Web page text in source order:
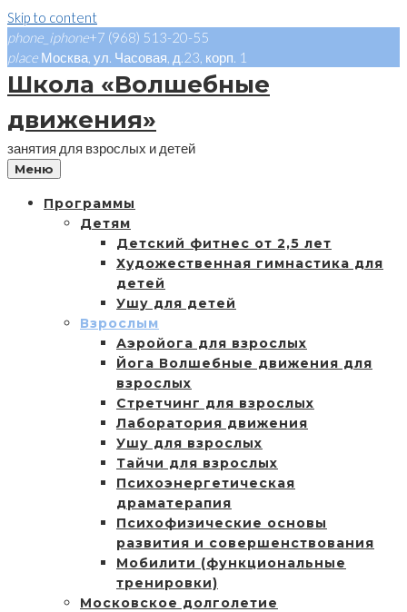
Skip to content
phone_iphone+7 (968) 513-20-55
place Москва, ул. Часовая, д.23, корп. 1
Школа «Волшебные
движения»
занятия для взрослых и детей
Меню
Программы
Детям
Детский фитнес от 2,5 лет
Художественная гимнастика для
детей
Ушу для детей
Взрослым
Аэройога для взрослых
Йога Волшебные движения для
взрослых
Стретчинг для взрослых
Лаборатория движения
Ушу для взрослых
Тайчи для взрослых
Психоэнергетическая
драматерапия
Психофизические основы
развития и совершенствования
Мобилити (функциональные
тренировки)
Московское долголетие